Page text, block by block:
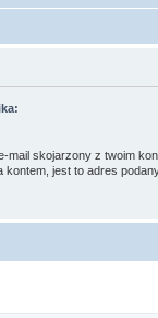
mail skojarzony z twoim
kontem, jest to adres